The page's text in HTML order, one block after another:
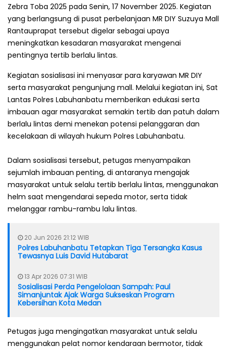
Zebra Toba 2025 pada Senin, 17 November 2025. Kegiatan
yang berlangsung di pusat perbelanjaan MR DIY Suzuya Mall
Rantauprapat tersebut digelar sebagai upaya
meningkatkan kesadaran masyarakat mengenai
pentingnya tertib berlalu lintas.
Kegiatan sosialisasi ini menyasar para karyawan MR DIY
serta masyarakat pengunjung mall. Melalui kegiatan ini, Sat
Lantas Polres Labuhanbatu memberikan edukasi serta
imbauan agar masyarakat semakin tertib dan patuh dalam
berlalu lintas demi menekan potensi pelanggaran dan
kecelakaan di wilayah hukum Polres Labuhanbatu.
Dalam sosialisasi tersebut, petugas menyampaikan
sejumlah imbauan penting, di antaranya mengajak
masyarakat untuk selalu tertib berlalu lintas, menggunakan
helm saat mengendarai sepeda motor, serta tidak
melanggar rambu-rambu lalu lintas.
20 Jun 2026 21:12 WIB
Polres Labuhanbatu Tetapkan Tiga Tersangka Kasus
Tewasnya Luis David Hutabarat
13 Apr 2026 07:31 WIB
Sosialisasi Perda Pengelolaan Sampah: Paul
Simanjuntak Ajak Warga Sukseskan Program
Kebersihan Kota Medan
Petugas juga mengingatkan masyarakat untuk selalu
menggunakan pelat nomor kendaraan bermotor, tidak